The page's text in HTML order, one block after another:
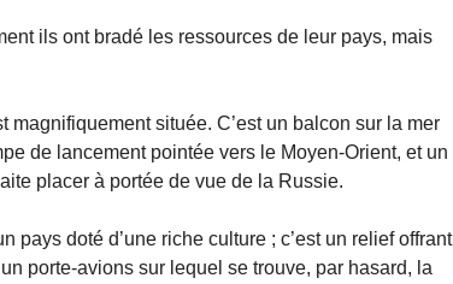
ils ont bradé les ressources de leur pays, mais
située. C’est un balcon sur la mer
de lancement pointée vers le Moyen-Orient, et un
placer à portée de vue de la Russie.
pays doté d’une riche culture ; c’est un relief offrant
porte-avions sur lequel se trouve, par hasard, la